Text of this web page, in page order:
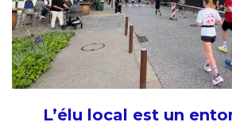
L’élu local est un